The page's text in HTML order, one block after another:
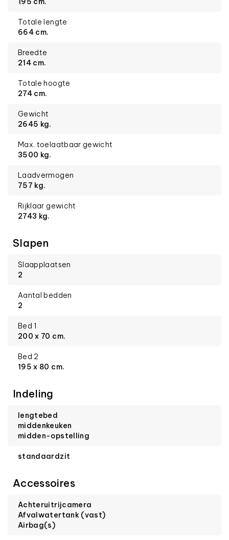
Totale lengte
664 cm.
Breedte
214 cm.
Totale hoogte
274 cm.
Gewicht
2645 kg.
Max. toelaatbaar gewicht
3500 kg.
Laadvermogen
757 kg.
Rijklaar gewicht
2743 kg.
Slapen
Slaapplaatsen
2
Aantal bedden
2
Bed 1
200 x 70 cm.
Bed 2
195 x 80 cm.
Indeling
lengtebed
middenkeuken
midden-opstelling
standaardzit
Accessoires
Achteruitrijcamera
Afvalwatertank (vast)
Airbag(s)